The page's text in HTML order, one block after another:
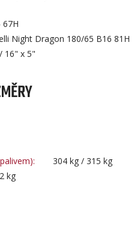
67H
Night Dragon 180/65 B16 81H
16" x 5"
304 kg / 315 kg
kg